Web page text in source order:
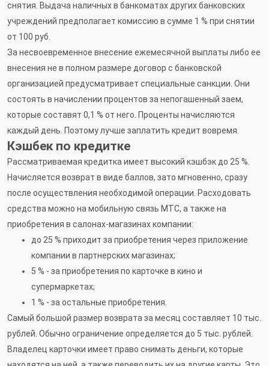
снятия. Выдача наличных в банкоматах других банковских
учреждений предполагает комиссию в сумме 1 % при снятии
от 100 руб.
За несвоевременное внесение ежемесячной выплаты либо ее
внесения не в полном размере договор с банковской
организацией предусматривает специальные санкции. Они
состоять в начислении процентов за непогашенный заем,
которые составят 0,1 % от него. Проценты начисляются
каждый день. Поэтому лучше заплатить кредит вовремя.
Кэшбек по кредитке
Рассматриваемая кредитка имеет высокий кэшбэк до 25 %.
Начисляется возврат в виде баллов, зато мгновенно, сразу
после осуществления необходимой операции. Расходовать
средства можно на мобильную связь МТС, а также на
приобретения в салонах-магазинах компании:
до 25 % приходит за приобретения через приложение
компании в партнерских магазинах;
5 % - за приобретения по карточке в кино и
супермаркетах;
1 % - за остальные приобретения.
Самый большой размер возврата за месяц составляет 10 тыс.
рублей. Обычно ограничение определяется до 5 тыс. рублей.
Владелец карточки имеет право снимать деньги, которые